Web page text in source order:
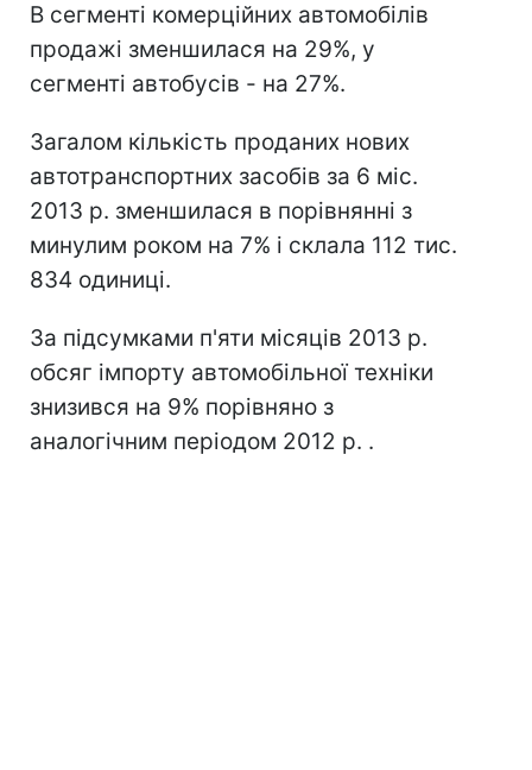
В сегменті комерційних автомобілів
продажі зменшилася на 29%, у
сегменті автобусів - на 27%.
Загалом кількість проданих нових
автотранспортних засобів за 6 міс.
2013 р. зменшилася в порівнянні з
минулим роком на 7% і склала 112 тис.
834 одиниці.
За підсумками п'яти місяців 2013 р.
обсяг імпорту автомобільної техніки
знизився на 9% порівняно з
аналогічним періодом 2012 р. .